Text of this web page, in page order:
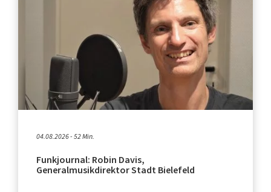
04.08.2026 - 52 Min.
Funkjournal: Robin Davis,
Generalmusikdirektor Stadt Bielefeld